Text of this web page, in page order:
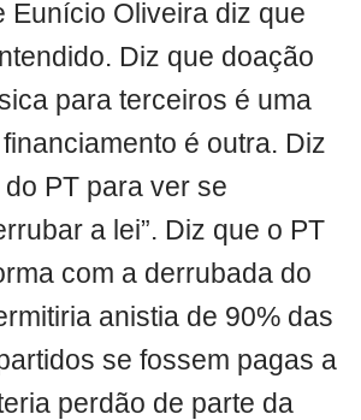
Eunício Oliveira diz que
Diz que doação
para terceiros é uma
é outra. Diz
do PT para ver se
a lei”. Diz que o PT
com a derrubada do
anistia de 90% das
se fossem pagas a
perdão de parte da